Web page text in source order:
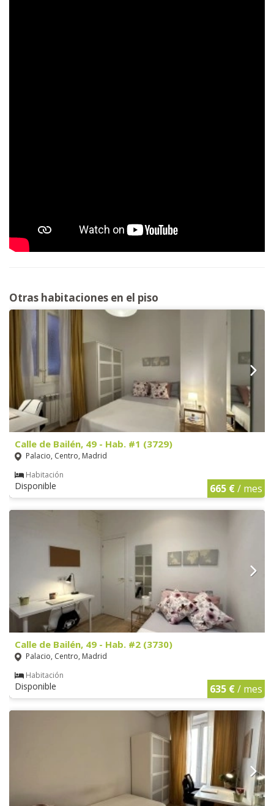
Otras habitaciones en el piso
Calle de Bailén, 49 - Hab. #1 (3729)
Palacio, Centro, Madrid
Habitación
Disponible 665 €/ mes
Calle de Bailén, 49 - Hab. #2 (3730)
Palacio, Centro, Madrid
Habitación
Disponible 635 €/ mes